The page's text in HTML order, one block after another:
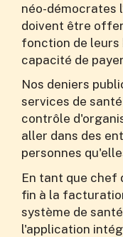
néo-démocrates
doivent être
fonction de leurs
capacité de
Nos deniers
services de
contrôle
aller dans des
personnes
En tant que chef
fin à la
système de
l'application